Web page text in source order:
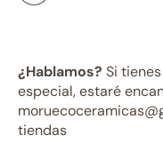
¿Hablamos? Si
especial, estaré
tiendas